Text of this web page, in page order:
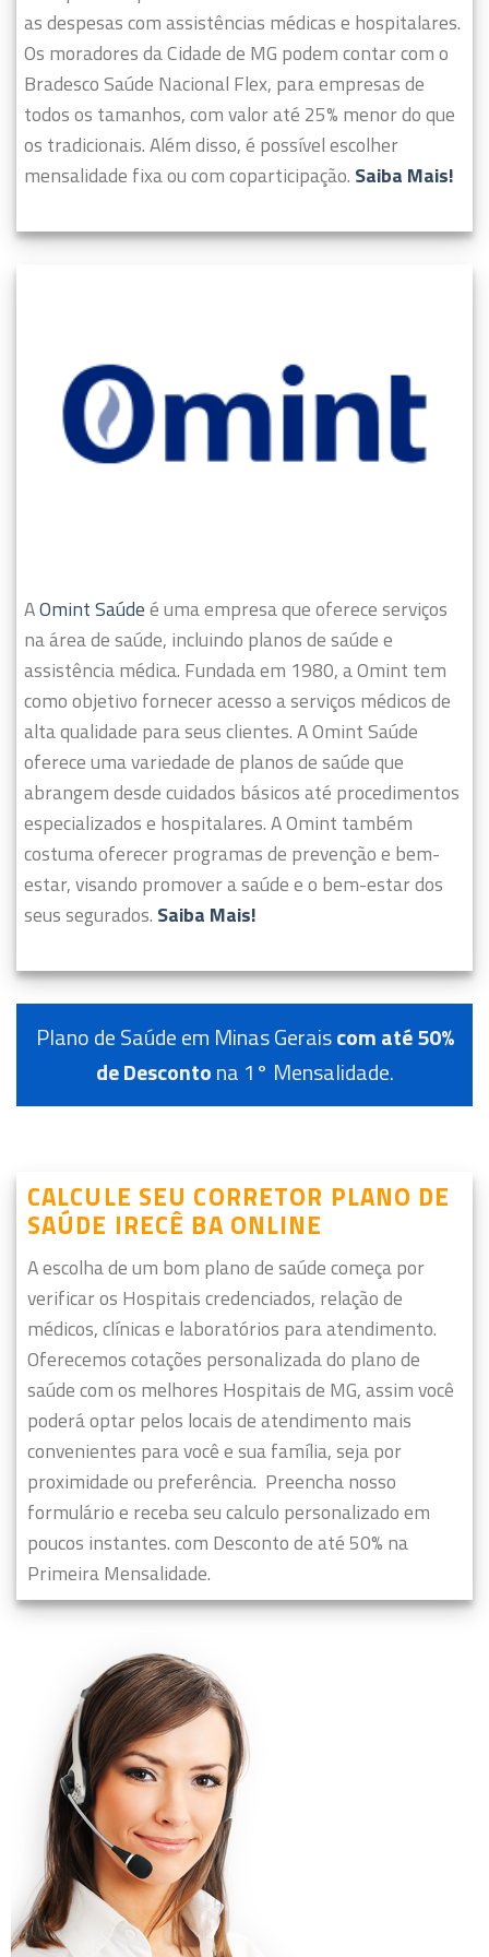
as despesas com assistências médicas e hospitalares.
Os moradores da Cidade de MG podem contar com o
Bradesco Saúde Nacional Flex, para empresas de
todos os tamanhos, com valor até 25% menor do que
os tradicionais. Além disso, é possível escolher
mensalidade fixa ou com coparticipação. Saiba Mais!
AOmint Saúdeé uma empresa que oferece serviços
na área de saúde, incluindo planos de saúde e
assistência médica. Fundada em 1980, a Omint tem
como objetivo fornecer acesso a serviços médicos de
alta qualidade para seus clientes.A Omint Saúde
oferece uma variedade de planos de saúde que
abrangem desde cuidados básicos até procedimentos
especializados e hospitalares. A Omint também
costuma oferecer programas de prevenção e bem-
estar, visando promover a saúde e o bem-estar dos
seus segurados. Saiba Mais!
Plano de Saúde em Minas Geraiscom até 50%
de Descontona 1° Mensalidade.
CALCULE SEU CORRETOR PLANO DE
SAÚDE IRECÊ BA ONLINE
A escolha de um bom plano de saúde começa por
verificar os Hospitais credenciados, relação de
médicos, clínicas e laboratórios para atendimento.
Oferecemos cotações personalizada do plano de
saúde com os melhores Hospitais de MG, assim você
poderá optar pelos locais de atendimento mais
convenientes para você e sua família, seja por
proximidade ou preferência. Preencha nosso
formulário e receba seu calculo personalizado em
poucos instantes. com Desconto de até 50% na
Primeira Mensalidade.